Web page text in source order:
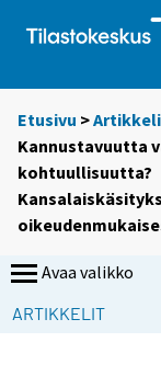
Etusivu >
Kannustavuutta
kohtuullisuutta?
Avaa valikko
ARTIKKELIT